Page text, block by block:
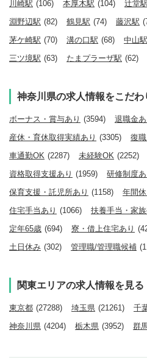
川崎駅 (106) 本厚木駅 (104) 辻堂駅
淵野辺駅 (82) 鶴見駅 (74) 藤沢駅
茅ケ崎駅 (70) 溝の口駅 (68) 中山駅
三ツ境駅 (63) たまプラーザ駅 (62)
神奈川県の求人情報をこだ
ボーナス・賞与あり (3594) 退職金あ
産休・育休取得実績あり (3305) 復
車通勤OK (2287) 未経験OK (2252)
資格取得支援あり (1959) 研修制度あ
保育支援・託児所あり (1158) 年間
住宅手当あり (1066) 扶養手当・家
定年65歳 (694) 寮・借上住宅あり
土日休み (302) 管理職/管理職候補
関東エリアの求人情報を見る
東京都 (27288) 埼玉県 (21261) 千
神奈川県 (4204) 栃木県 (3952) 群